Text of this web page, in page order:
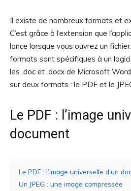
Il existe de nombreux formats et
C’est grâce à l’extension que
lance lorsque vous ouvrez un
formats sont spécifiques à un
les .doc et .docx de Microsoft
sur deux formats : le PDF et le
Le PDF : l’image
document
Le PDF : l’image universelle d’un
Un JPEG : une image compressée